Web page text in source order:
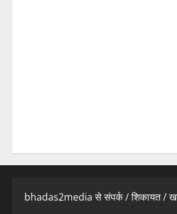
bhadas2media से संपर्क / शिकायत /